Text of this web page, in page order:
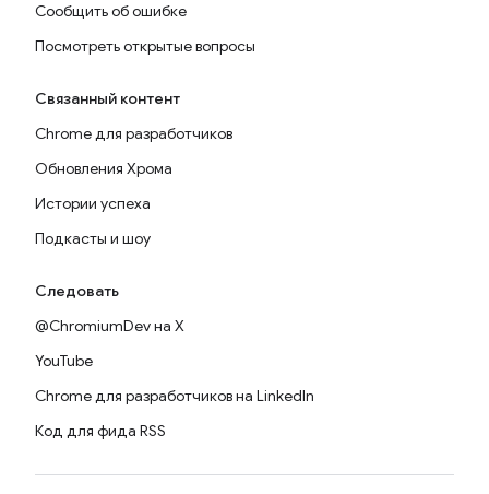
Сообщить об ошибке
Посмотреть открытые вопросы
Связанный контент
Chrome для разработчиков
Обновления Хрома
Истории успеха
Подкасты и шоу
Следовать
@ChromiumDev на X
YouTube
Chrome для разработчиков на LinkedIn
Код для фида RSS